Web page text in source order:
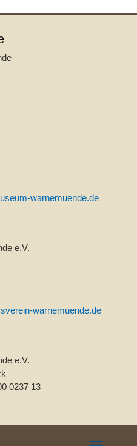
warnemuende.de
e.V.
warnemuende.de
e.V.
0237 13